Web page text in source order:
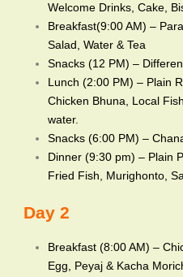
Welcome Drinks, Cake,
Breakfast(9:00 AM) –
Salad, Water & Tea
Snacks (12 PM) –
Lunch (2:00 PM) – Plain
Chicken Bhuna, Local
water.
Snacks (6:00 PM) –
Dinner (9:30 pm) – Plain
Fried Fish, Murighonto,
Day 2
Breakfast (8:00 AM) –
Egg, Peyaj & Kacha